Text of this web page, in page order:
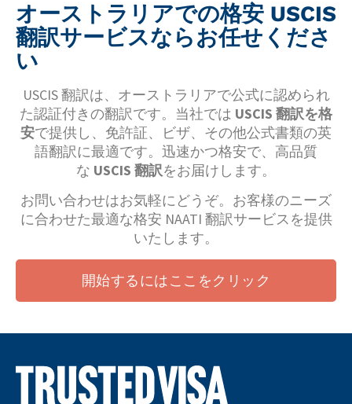
オーストラリアでの格安 USCIS
翻訳サービスならお任せくださ
い
USCIS 翻訳は、オーストラリアで公式に認められ
た認証付きの翻訳です。当社では USCIS 翻訳を格
安で提供し、免許証、ビザ、その他公式書類の英
語翻訳に最適です。迅速かつ格安で、高品質
な USCIS 翻訳をお届けします。
お問い合わせはお気軽にどうぞ。お客様のニーズ
に合わせた最適な格安 NAATI 翻訳サービスを提供
いたします。
開始するにはここをクリック